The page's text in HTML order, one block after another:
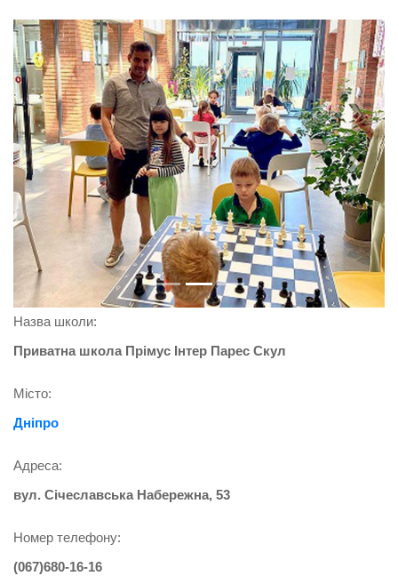
Previous Next
Назва школи:
Приватна школа Прімус Інтер Парес Скул
Місто:
Дніпро
Адреса:
вул. Січеславська Набережна, 53
Номер телефону:
(067)680-16-16